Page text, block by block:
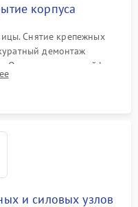
корпуса
Снятие крепежных
демонтаж
Отсоединение шлейфов
платам, катушкам
и силовых узлов